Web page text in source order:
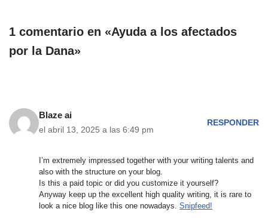
1 comentario en «Ayuda a los afectados
por la Dana»
Blaze ai
el abril 13, 2025 a las 6:49 pm
RESPONDER
I’m extremely impressed together with your writing talents and
also with the structure on your blog.
Is this a paid topic or did you customize it yourself?
Anyway keep up the excellent high quality writing, it is rare to
look a nice blog like this one nowadays. Snipfeed!